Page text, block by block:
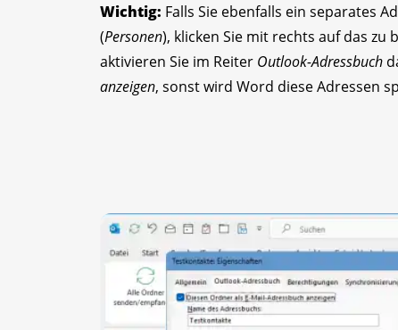
Wichtig: Falls Sie ebenfalls ein separates
(Personen), klicken Sie mit rechts auf das zu
aktivieren Sie im Reiter Outlook-Adressbuch
anzeigen, sonst wird Word diese Adressen